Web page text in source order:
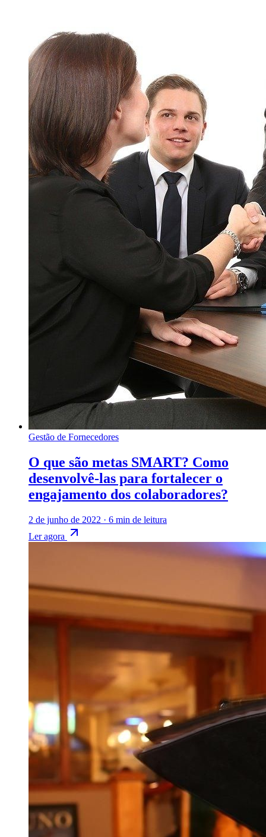
Gestão de Fornecedores
O que são metas SMART? Como
desenvolvê-las para fortalecer o
engajamento dos colaboradores?
2 de junho de 2022 · 6 min de leitura
Ler agora